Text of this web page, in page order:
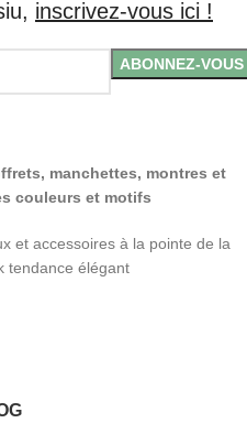
inscrivez-vous ici !
manchettes, montres et
couleurs et motifs
et accessoires à la pointe de la
tendance élégant